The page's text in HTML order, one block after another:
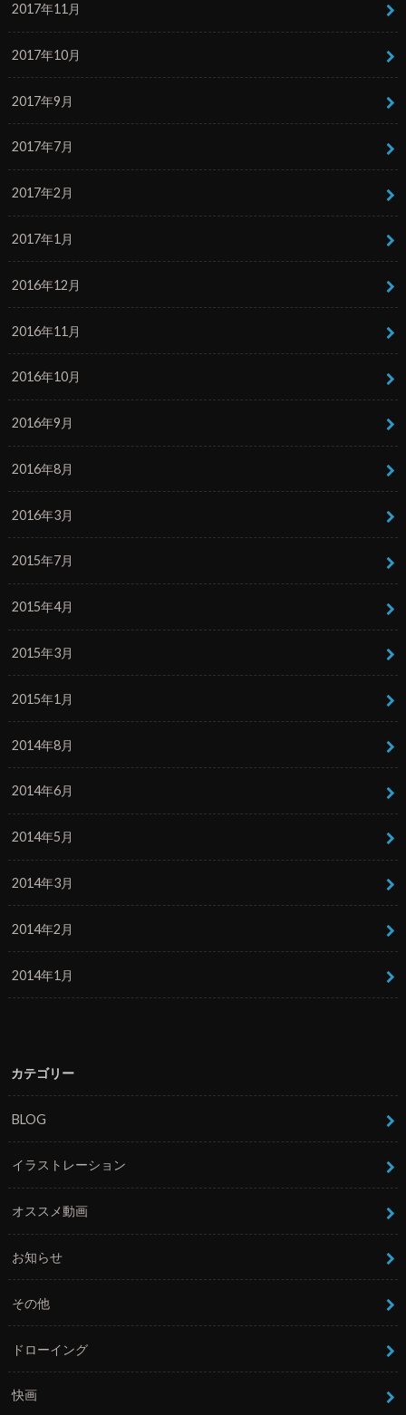
2017年11月
2017年10月
2017年9月
2017年7月
2017年2月
2017年1月
2016年12月
2016年11月
2016年10月
2016年9月
2016年8月
2016年3月
2015年7月
2015年4月
2015年3月
2015年1月
2014年8月
2014年6月
2014年5月
2014年3月
2014年2月
2014年1月
カテゴリー
BLOG
イラストレーション
オススメ動画
お知らせ
その他
ドローイング
快画